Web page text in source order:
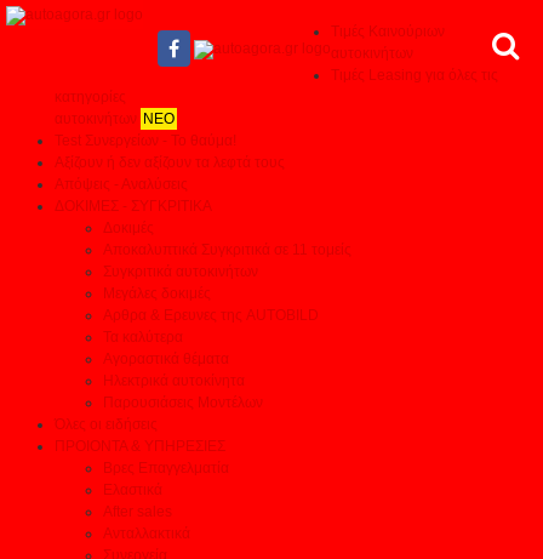
Τιμές Καινούριων
αυτοκινήτων
Τιμές Leasing για όλες τις
κατηγορίες
αυτοκινήτων ΝΕΟ
Test Συνεργείων - Το θαύμα!
Αξίζουν ή δεν αξίζουν τα λεφτά τους
Απόψεις - Αναλύσεις
ΔΟΚΙΜΕΣ - ΣΥΓΚΡΙΤΙΚΑ
Δοκιμές
Αποκαλυπτικά Συγκριτικά σε 11 τομείς
Συγκριτικά αυτοκινήτων
Μεγάλες δοκιμές
Αρθρα & Ερευνες της AUTOBILD
Τα καλύτερα
Αγοραστικά θέματα
Ηλεκτρικά αυτοκίνητα
Παρουσιάσεις Μοντέλων
Όλες οι ειδήσεις
ΠΡΟΙΟΝΤΑ & ΥΠΗΡΕΣΙΕΣ
Βρες Επαγγελματία
Ελαστικά
After sales
Ανταλλακτικά
Συνεργεία